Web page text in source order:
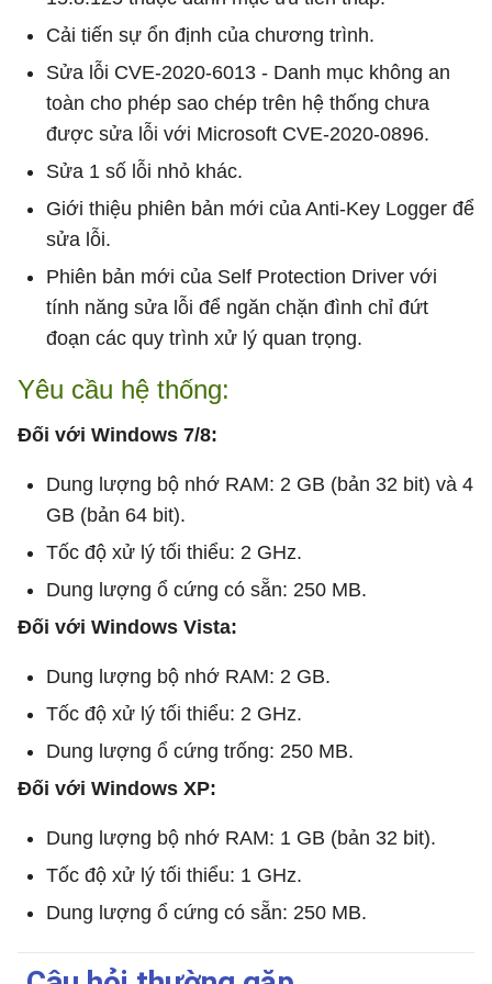
Cải tiến sự ổn định của chương trình.
Sửa lỗi CVE-2020-6013 - Danh mục không an
toàn cho phép sao chép trên hệ thống chưa
được sửa lỗi với Microsoft CVE-2020-0896.
Sửa 1 số lỗi nhỏ khác.
Giới thiệu phiên bản mới của Anti-Key Logger để
sửa lỗi.
Phiên bản mới của Self Protection Driver với
tính năng sửa lỗi để ngăn chặn đình chỉ đứt
đoạn các quy trình xử lý quan trọng.
Yêu cầu hệ thống:
Đối với Windows 7/8:
Dung lượng bộ nhớ RAM: 2 GB (bản 32 bit) và 4
GB (bản 64 bit).
Tốc độ xử lý tối thiểu: 2 GHz.
Dung lượng ổ cứng có sẵn: 250 MB.
Đối với Windows Vista:
Dung lượng bộ nhớ RAM: 2 GB.
Tốc độ xử lý tối thiểu: 2 GHz.
Dung lượng ổ cứng trống: 250 MB.
Đối với Windows XP:
Dung lượng bộ nhớ RAM: 1 GB (bản 32 bit).
Tốc độ xử lý tối thiểu: 1 GHz.
Dung lượng ổ cứng có sẵn: 250 MB.